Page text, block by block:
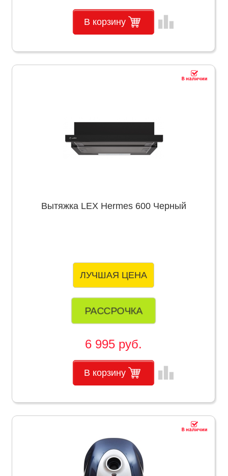
В корзину leaderboard
Вытяжка LEX Hermes 600 Черный
ЛУЧШАЯ ЦЕНА
РАССРОЧКА
6 995 руб.
В корзину leaderboard